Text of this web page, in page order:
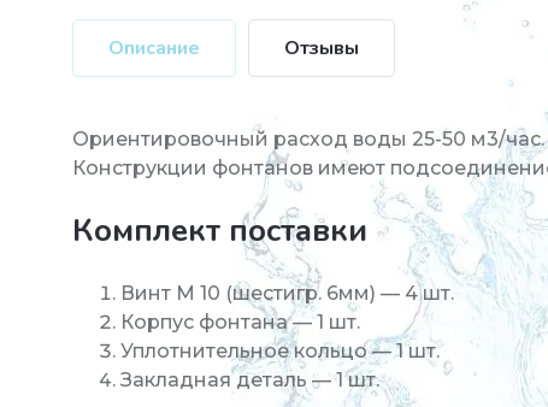
Описание Отзывы
Ориентировочный расход воды 25-50 м3/час.
Конструкции фонтанов имеют
Комплект поставки
Винт М 10 (шестигр. 6мм) — 4 шт.
Корпус фонтана — 1 шт.
Уплотнительное кольцо — 1 шт.
Закладная деталь — 1 шт.